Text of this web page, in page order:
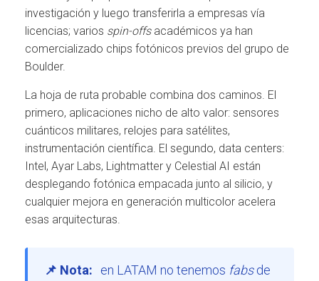
investigación y luego transferirla a empresas vía
licencias; varios spin-offsacadémicos ya han
comercializado chips fotónicos previos del grupo de
Boulder.
La hoja de ruta probable combina dos caminos. El
primero, aplicaciones nicho de alto valor: sensores
cuánticos militares, relojes para satélites,
instrumentación científica. El segundo, data centers:
Intel, Ayar Labs, Lightmatter y Celestial AI están
desplegando fotónica empacada junto al silicio, y
cualquier mejora en generación multicolor acelera
esas arquitecturas.
📌 Nota: en LATAM no tenemos fabsde